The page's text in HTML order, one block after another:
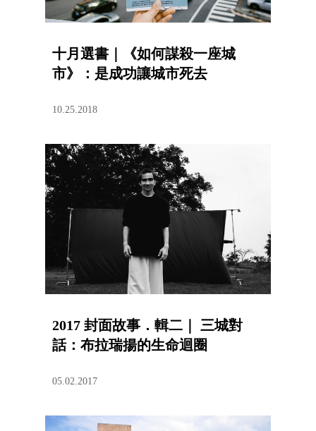
十月選書｜《如何謀殺一座城
市》：是成功讓城市死去
10.25.2018
2017 封面故事．輯二｜ 三城對
話：布拉瑞揚的生命迴圈
05.02.2017